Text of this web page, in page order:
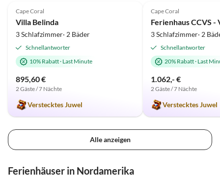
Cape Coral
Villa Belinda
3 Schlafzimmer· 2 Bäder
Schnellantworter
10% Rabatt· Last Minute
895,60 €
2 Gäste / 7 Nächte
Verstecktes Juwel
Cape Coral
Ferienhaus CCVS -
3 Schlafzimmer· 2
Schnellantworter
20% Rabatt· Last
1.062,- €
2 Gäste / 7 Nächte
Verstecktes Juwel
Alle anzeigen
Ferienhäuser in Nordamerika